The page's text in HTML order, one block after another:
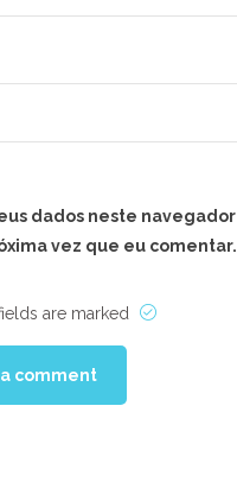
dados neste navegador
vez que eu comentar.
are marked